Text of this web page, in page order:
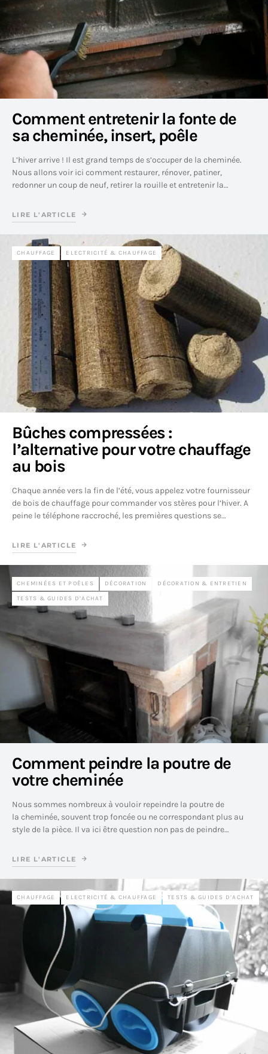
Comment entretenir la fonte de
sa cheminée, insert, poêle
L’hiver arrive ! Il est grand temps de s’occuper de la cheminée.
Nous allons voir ici comment restaurer, rénover, patiner,
redonner un coup de neuf, retirer la rouille et entretenir la…
LIRE L'ARTICLE
CHAUFFAGE ELECTRICITÉ & CHAUFFAGE
Bûches compressées :
l’alternative pour votre chauffage
au bois
Chaque année vers la fin de l’été, vous appelez votre fournisseur
de bois de chauffage pour commander vos stères pour l’hiver. A
peine le téléphone raccroché, les premières questions se…
LIRE L'ARTICLE
CHEMINÉES ET POÊLES DÉCORATION DÉCORATION & ENTRETIEN
TESTS & GUIDES D’ACHAT
Comment peindre la poutre de
votre cheminée
Nous sommes nombreux à vouloir repeindre la poutre de
la cheminée, souvent trop foncée ou ne correspondant plus au
style de la pièce. Il va ici être question non pas de peindre…
LIRE L'ARTICLE
CHAUFFAGE ELECTRICITÉ & CHAUFFAGE TESTS & GUIDES D’ACHAT